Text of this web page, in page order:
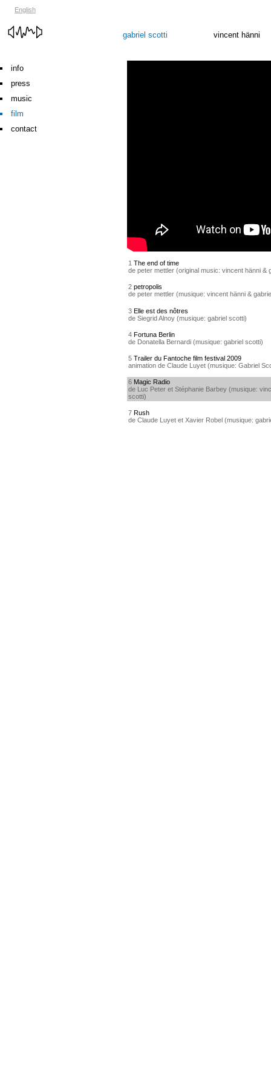
English
vincent hänni
gabriel scotti
info
press
music
film
contact
1 The end of time
de peter mettler (original music: vincent hänni &
2 petropolis
de peter mettler (musique: vincent hänni &
3 Elle est des nôtres
de Siegrid Alnoy (musique: gabriel scotti)
4 Fortuna Berlin
de Donatella Bernardi (musique: gabriel scotti)
5 Trailer du Fantoche film festival 2009
animation de Claude Luyet (musique: Gabriel
6 Magic Radio
de Luc Peter et Stéphanie Barbey (musique:
scotti)
7 Rush
de Claude Luyet et Xavier Robel (musique: